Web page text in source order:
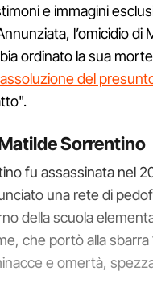
e immagini
l’omicidio
ordinato la sua
del
Sorrentino
fu assassinata nel
una rete di
della scuola
che portò alla
e omertà,